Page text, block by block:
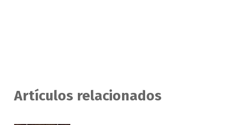
Artículos relacionados